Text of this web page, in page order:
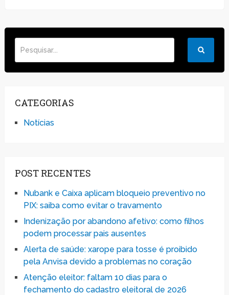
CATEGORIAS
Notícias
POST RECENTES
Nubank e Caixa aplicam bloqueio preventivo no
PIX: saiba como evitar o travamento
Indenização por abandono afetivo: como filhos
podem processar pais ausentes
Alerta de saúde: xarope para tosse é proibido
pela Anvisa devido a problemas no coração
Atenção eleitor: faltam 10 dias para o
fechamento do cadastro eleitoral de 2026